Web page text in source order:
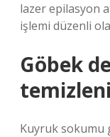
lazer epilasyon
işlemi düzenli
Göbek
Kuyruk sokumu